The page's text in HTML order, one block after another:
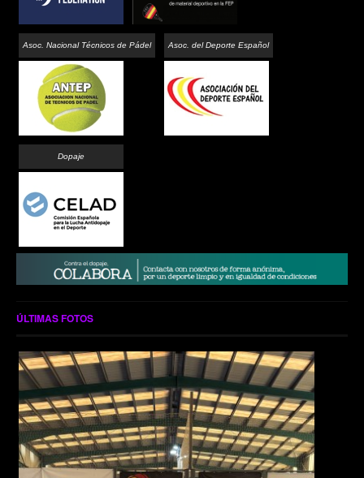
Asoc. Nacional Técnicos de Pádel Asoc. del Deporte Español
Dopaje
ÚLTIMAS FOTOS